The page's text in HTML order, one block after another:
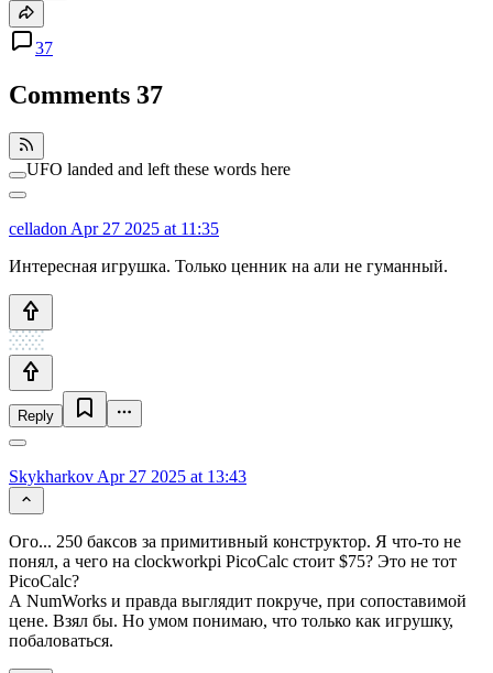
37
Comments 37
UFO landed and left these words here
celladon Apr 27 2025 at 11:35
Интересная игрушка. Только ценник на али не гуманный.
Reply
Skykharkov Apr 27 2025 at 13:43
Ого... 250 баксов за примитивный конструктор. Я что-то не
понял, а чего на clockworkpi PicoCalc стоит $75? Это не тот
PicoCalc?
А NumWorks и правда выглядит покруче, при сопоставимой
цене. Взял бы. Но умом понимаю, что только как игрушку,
побаловаться.